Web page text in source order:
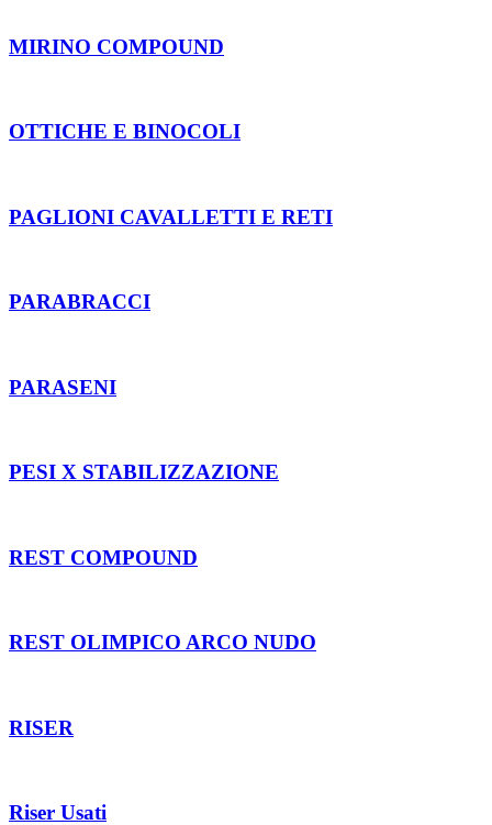
MIRINO COMPOUND
OTTICHE E BINOCOLI
PAGLIONI CAVALLETTI E RETI
PARABRACCI
PARASENI
PESI X STABILIZZAZIONE
REST COMPOUND
REST OLIMPICO ARCO NUDO
RISER
Riser Usati